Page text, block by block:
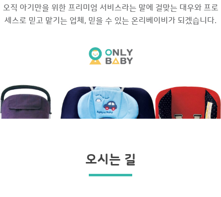
오직 아기만을 위한 프리미엄 서비스라는 말에 걸맞는 대우와 프로
세스로 믿고 맡기는 업체, 믿을 수 있는 온리베이비가 되겠습니다.
오시는 길